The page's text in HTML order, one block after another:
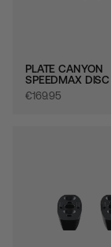
PLATE CANYON
SPEEDMAX DISC
€‎169.95